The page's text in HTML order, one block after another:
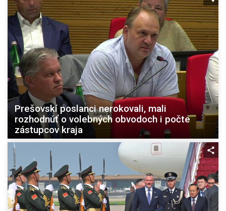
Prešovskí poslanci nerokovali, mali
rozhodnúť o volebných obvodoch i počte
zástupcov kraja